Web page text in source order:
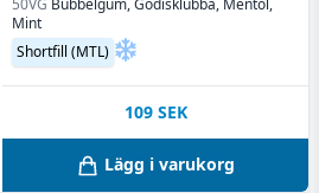
Mint
Shortfill (MTL)
109 SEK
Lägg i varukorg